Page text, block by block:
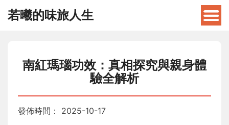
若曦的味旅人生
南紅瑪瑙功效：真相探究與親身體
驗全解析
發佈時間： 2025-10-17